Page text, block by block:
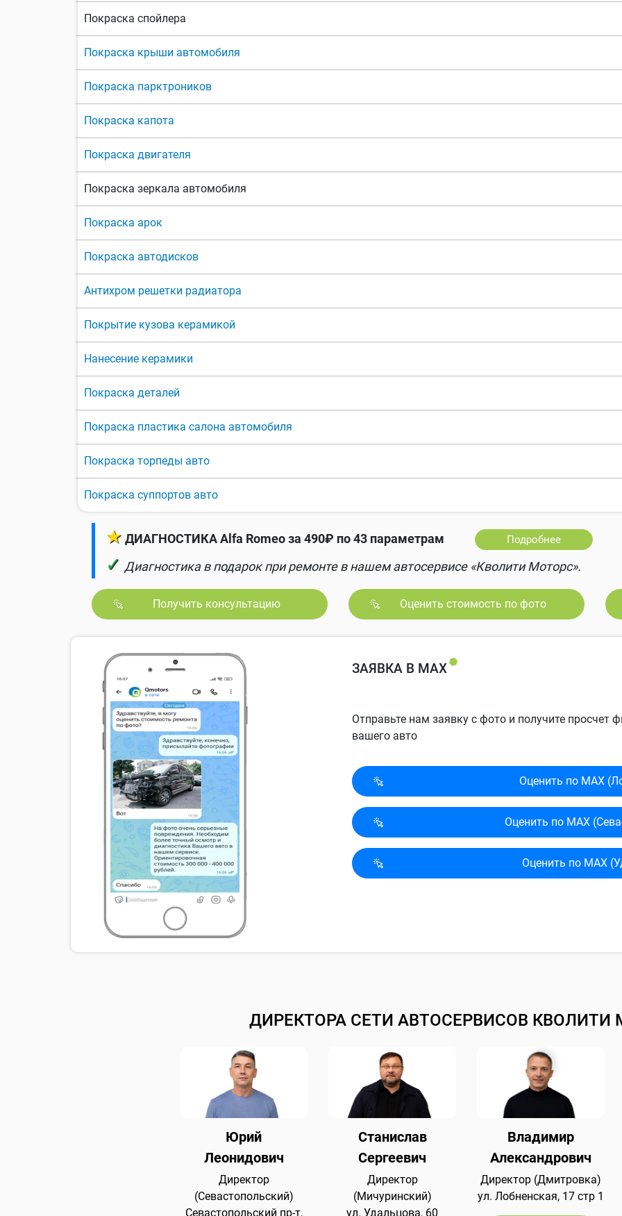
Покраска спойлера
Покраска крыши автомобиля
Покраска парктроников
Покраска капота
Покраска двигателя
Покраска зеркала автомобиля
Покраска арок
Покраска автодисков
Антихром решетки радиатора
Покрытие кузова керамикой
Нанесение керамики
Покраска деталей
Покраска пластика салона автомобиля
Покраска торпеды авто
Покраска суппортов авто
★ ДИАГНОСТИКА Alfa Romeo за 490₽ по 43 параметрам Подробнее
✓ Диагностика в подарок при ремонте в нашем автосервисе «Кволити Моторс».
Получить консультацию Оценить стоимость по фото
ЗАЯВКА В MAX
Отправьте нам заявку с фото и получите просчет
вашего авто
Оценить по MAX
Оценить по MAX
Оценить по MAX
ДИРЕКТОРА СЕТИ АВТОСЕРВИСОВ КВОЛИТИ
Юрий
Леонидович
Директор
(Севастопольский)
Севастопольский пр-т,
Станислав
Сергеевич
Директор
(Мичуринский)
ул. Удальцова, 60
Владимир
Александрович
Директор (Дмитровка)
ул. Лобненская, 17 стр 1